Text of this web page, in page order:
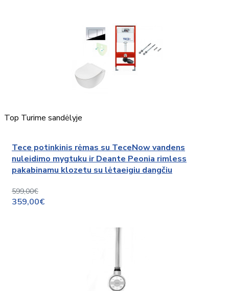
Top Turime sandėlyje
Tece potinkinis rėmas su TeceNow vandens
nuleidimo mygtuku ir Deante Peonia rimless
pakabinamu klozetu su lėtaeigiu dangčiu
599,00€
359,00€